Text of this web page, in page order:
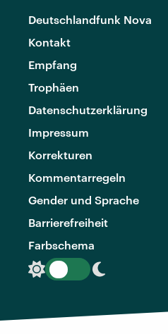
Deutschlandfunk Nova
Kontakt
Empfang
Trophäen
Datenschutzerklärung
Impressum
Korrekturen
Kommentarregeln
Gender und Sprache
Barrierefreiheit
Farbschema